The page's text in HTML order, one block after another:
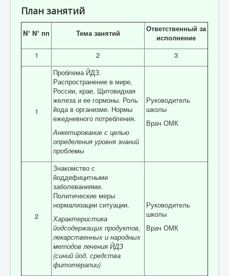
План занятий
N° N° пп Тема занятий
Ответственный за
исполнение
1
2 3
1
Проблема ЙДЗ.
Распространение в мире,
России, крае. Щитовидная
железа и ее гормоны. Роль
йода в организме. Нормы
ежедневного потребления.
Анкетирование с целью
определения уровня знаний
проблемы
Руководитель
школы
Врач ОМК
2
Знакомство с
йоддефицитными
заболеваниями.
Политические меры
нормализации ситуации.
Характеристика
йодсодержащих продуктов,
лекарственных и народных
методов лечения ЙДЗ
(синий йод, средства
фитотерапии)
Руководитель
школы
Врач ОМК